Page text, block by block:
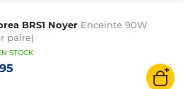
BRS1 Noyer Enceinte 90W
paire)
STOCK
95